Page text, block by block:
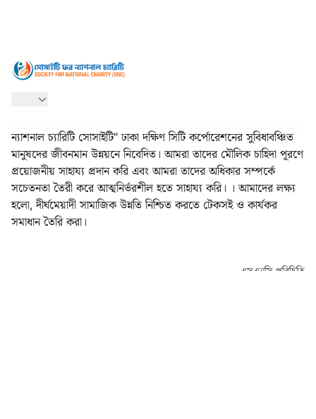
ন্যাশনাল চ্যারিটি সোসাইটি" ঢাকা দক্ষিণ সিটি কর্পোরেশনের সুবিধাবঞ্চিত
মানুষদের জীবনমান উন্নয়নে নিবেদিত। আমরা তাদের মৌলিক চাহিদা পূরণে
প্রয়োজনীয় সাহায্য প্রদান করি এবং আমরা তাদের অধিকার সম্পর্কে
সচেতনতা তৈরী করে আত্মনির্ভরশীল হতে সাহায্য করি। । আমাদের লক্ষ্য
হলো, দীর্ঘমেয়াদী সামাজিক উন্নতি নিশ্চিত করতে টেকসই ও কার্যকর
সমাধান তৈরি করা।
এসএনসি পরিচিতি